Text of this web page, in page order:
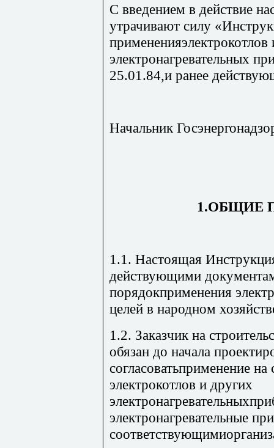
С введением в действие
утрачивают силу
примененияэлектрокотлов
электронагревательных
25.01.84,и ранее
Начальник
1.ОБЩИЕ
1.1. Настоящая
действующими
порядокприменения
целей в народном
1.2. Заказчик на
обязан до начала
согласоватьприменение на
электрокотлов и других
электронагревательные